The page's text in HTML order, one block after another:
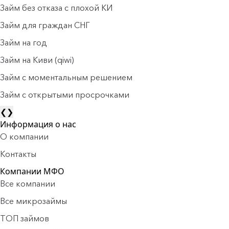
Займ без отказа с плохой КИ
Займ для граждан СНГ
Займ на год
Займ на Киви (qiwi)
Займ c моментальным решением
Займ с открытыми просрочками
❮❯
Информация о нас
О компании
Контакты
Компании МФО
Все компании
Все микрозаймы
ТОП займов